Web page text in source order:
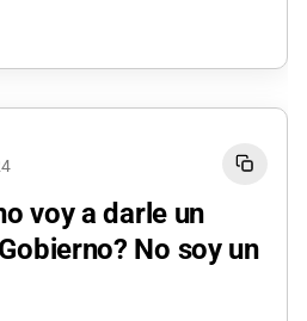
voy a darle un
No soy un